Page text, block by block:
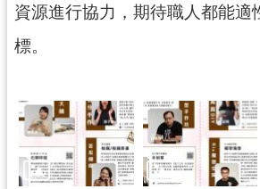
便
民
務
桃
青
資
資源進行協力，期待職人都能適
標。